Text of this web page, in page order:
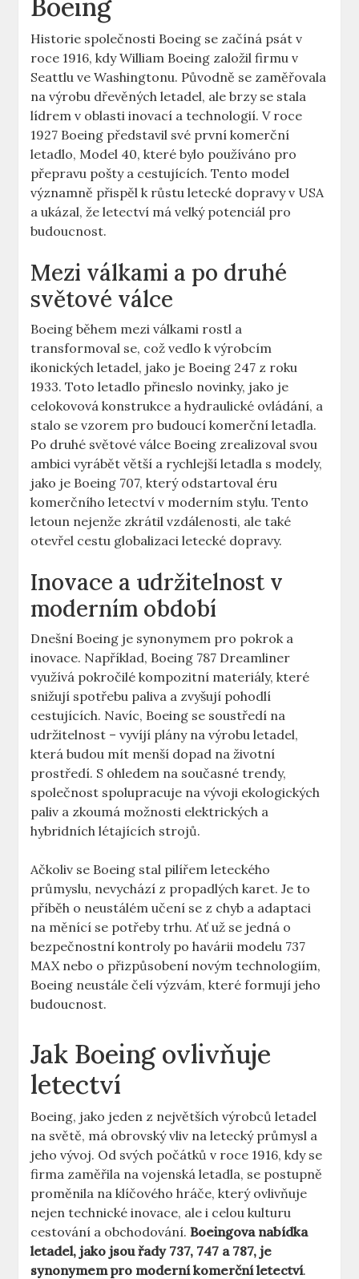
Boeing
Historie společnosti ‌Boeing se​ začíná psát v ​
roce 1916, kdy William Boeing založil firmu v
Seattlu ​ve Washingtonu. Původně se zaměřovala
na výrobu dřevěných letadel, ale brzy se stala
‍lídrem v oblasti inovací a technologií. V roce⁢
1927 Boeing představil⁢ své první ‍komerční
letadlo,‌ Model 40,​ které bylo používáno pro⁢
přepravu​ pošty a‍ cestujících.⁣ Tento model
významně přispěl k ⁣růstu‍ letecké dopravy v ⁢USA
a ukázal, ‌že ⁢letectví má⁣ velký potenciál pro‍
budoucnost.
Mezi válkami a po druhé
světové válce
Boeing během mezi válkami rostl⁣ a
transformoval se, což vedlo k ⁢výrobcím
ikonických ⁤letadel, jako je ​Boeing ‌247 z ⁤roku
1933.‌ Toto letadlo přineslo ‍novinky, jako​ je
celokovová⁤ konstrukce a hydraulické ovládání, ​a
stalo⁤ se ⁢vzorem pro budoucí komerční letadla.
Po ​druhé⁣ světové válce Boeing zrealizoval svou
‍ambici vyrábět větší a‌ rychlejší ‌letadla s modely,
jako je Boeing 707, který odstartoval éru
‍komerčního letectví v moderním stylu.​ Tento
letoun nejenže zkrátil vzdálenosti, ale také
otevřel cestu globalizaci letecké ​dopravy.
Inovace a udržitelnost v
moderním​ období
Dnešní‍ Boeing ⁣je synonymem​ pro pokrok ⁢a‌
inovace. Například, ‍Boeing ​787‌ Dreamliner
využívá pokročilé ‍kompozitní materiály, které‌
snižují spotřebu paliva a ​zvyšují⁢ pohodlí
cestujících. Navíc,⁣ Boeing se⁤ soustředí na
udržitelnost – vyvíjí plány ⁢na⁢ výrobu letadel,
která budou mít menší dopad na⁣ životní
prostředí. S ohledem⁢ na současné trendy,
společnost spolupracuje na vývoji⁣ ekologických
paliv ‍a zkoumá ​možnosti elektrických a
hybridních létajících strojů.
Ačkoliv ‍se Boeing⁢ stal pilířem leteckého
průmyslu, nevychází z propadlých‌ karet. Je to
příběh o ‍neustálém učení se z⁣ chyb a⁣ adaptaci
na měnící se‌ potřeby trhu. Ať už se⁤ jedná ‌o
bezpečnostní kontroly ⁣po havárii ⁢modelu 737
MAX nebo ‌o přizpůsobení novým technologiím,
Boeing neustále čelí výzvám, které⁤ formují jeho⁣
budoucnost.
Jak Boeing ⁤ovlivňuje
‌letectví
Boeing, jako jeden z největších výrobců letadel
na ⁣světě, má​ obrovský vliv ⁤na letecký⁣ průmysl a
jeho ‍vývoj.​ Od svých‍ počátků ​v roce 1916, kdy ‌se
⁣firma zaměřila na​ vojenská letadla, se postupně
proměnila na klíčového hráče, ⁤který⁢ ovlivňuje
nejen technické ‍inovace, ale i celou kulturu
cestování a⁢ obchodování.Boeingova ‍nabídka⁤
letadel, jako ‌jsou řady 737,⁢ 747 ​a 787, ‌je
synonymem pro moderní komerční letectví.‍